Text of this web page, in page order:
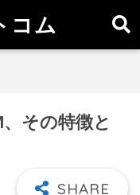
コム
その特徴と